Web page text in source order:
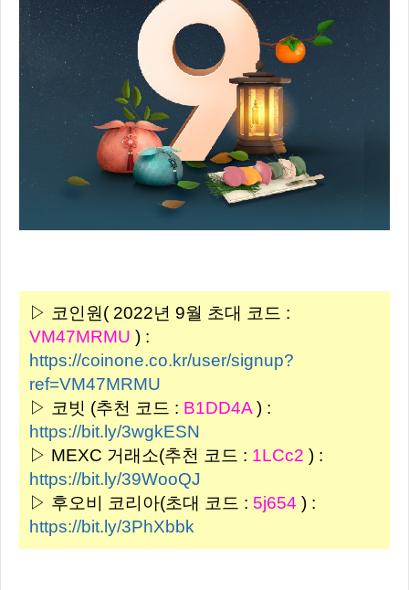
▷ 코인원( 2022년 9월 초대 코드 :
VM47MRMU ) :
https://coinone.co.kr/user/signup?
ref=VM47MRMU
▷ 코빗 (추천 코드 : B1DD4A ) :
https://bit.ly/3wgkESN
▷ MEXC 거래소(추천 코드 : 1LCc2 ) :
https://bit.ly/39WooQJ
▷ 후오비 코리아(초대 코드 : 5j654 ) :
https://bit.ly/3PhXbbk